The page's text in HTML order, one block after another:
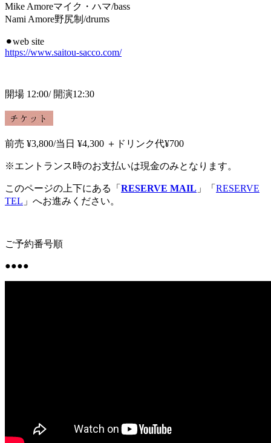
Mike Amoreマイク・ハマ/bass
Nami Amore野尻制/drums
⚫︎web site
https://www.saitou-sacco.com/
開場 12:00/ 開演12:30
前売 ¥3,800/当日 ¥4,300 ＋ドリンク代¥700
※エントランス時のお支払いは現金のみとなります。
このページの上下にある「 RESERVE MAIL 」「 RESERVE
TEL 」へお進みください。
ご予約番号順
●●●●